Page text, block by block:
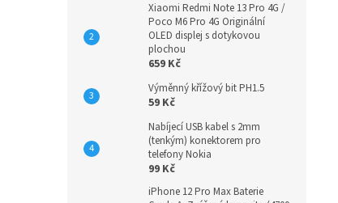
Xiaomi Redmi Note 13 Pro 4G /
Poco M6 Pro 4G Originální
OLED displej s dotykovou
plochou
659 Kč
Výměnný křížový bit PH1.5
59 Kč
Nabíjecí USB kabel s 2mm
(tenkým) konektorem pro
telefony Nokia
99 Kč
iPhone 12 Pro Max Baterie